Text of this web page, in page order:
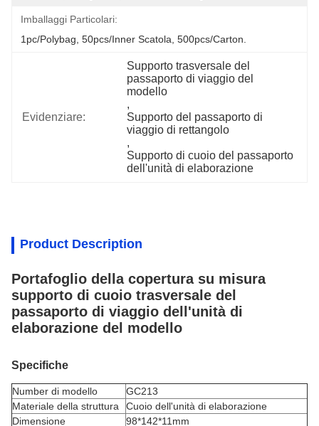
Imballaggi Particolari:
1pc/polybag, 50pcs/inner Scatola, 500pcs/carton.
Evidenziare:
Supporto trasversale del
passaporto di viaggio del
modello
,
Supporto del passaporto di
viaggio di rettangolo
,
Supporto di cuoio del passaporto
dell'unità di elaborazione
Product Description
Portafoglio della copertura su misura
supporto di cuoio trasversale del
passaporto di viaggio dell'unità di
elaborazione del modello
Specifiche
Number di modello
GC213
Materiale della struttura
Cuoio dell'unità di elaborazione
Dimensione
98*142*11mm